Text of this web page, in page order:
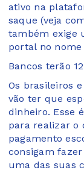
ativo na
saque (veja
também exige
portal no
Bancos terão
Os brasileiros
vão ter que
dinheiro. Esse
para realizar o
pagamento
consigam
uma das suas